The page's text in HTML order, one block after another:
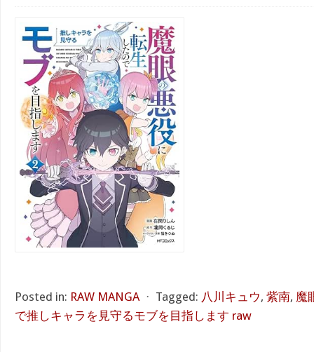
Posted in: RAW MANGA ⋅ Tagged: 八川キュウ, 紫南, 魔
で推しキャラを見守るモブを目指します raw